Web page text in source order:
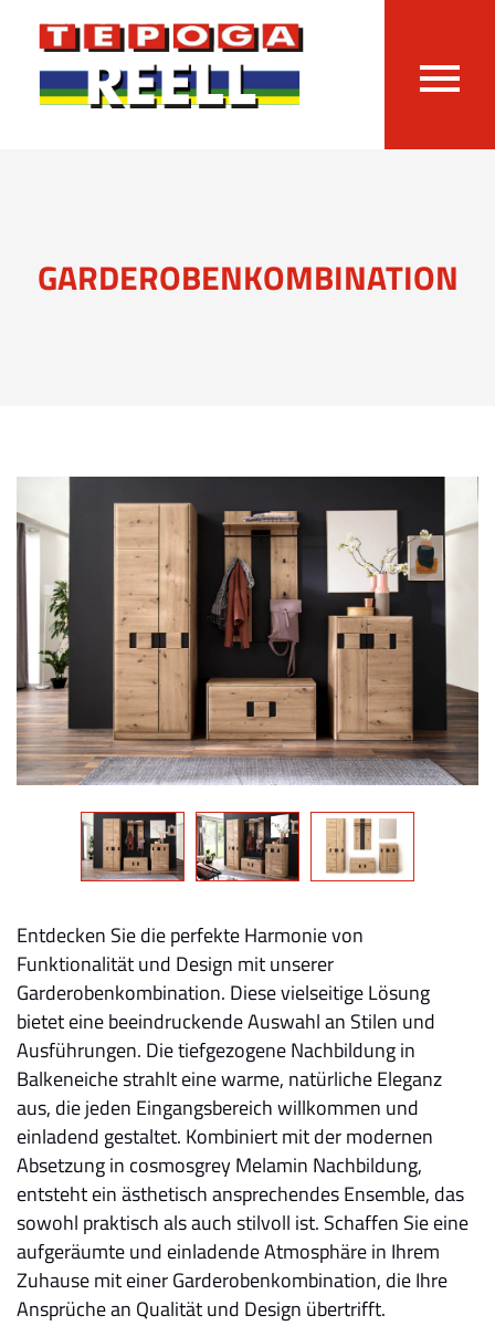
GARDEROBENKOMBINATION
Entdecken Sie die perfekte Harmonie von
Funktionalität und Design mit unserer
Garderobenkombination. Diese vielseitige Lösung
bietet eine beeindruckende Auswahl an Stilen und
Ausführungen. Die tiefgezogene Nachbildung in
Balkeneiche strahlt eine warme, natürliche Eleganz
aus, die jeden Eingangsbereich willkommen und
einladend gestaltet. Kombiniert mit der modernen
Absetzung in cosmosgrey Melamin Nachbildung,
entsteht ein ästhetisch ansprechendes Ensemble, das
sowohl praktisch als auch stilvoll ist. Schaffen Sie eine
aufgeräumte und einladende Atmosphäre in Ihrem
Zuhause mit einer Garderobenkombination, die Ihre
Ansprüche an Qualität und Design übertrifft.